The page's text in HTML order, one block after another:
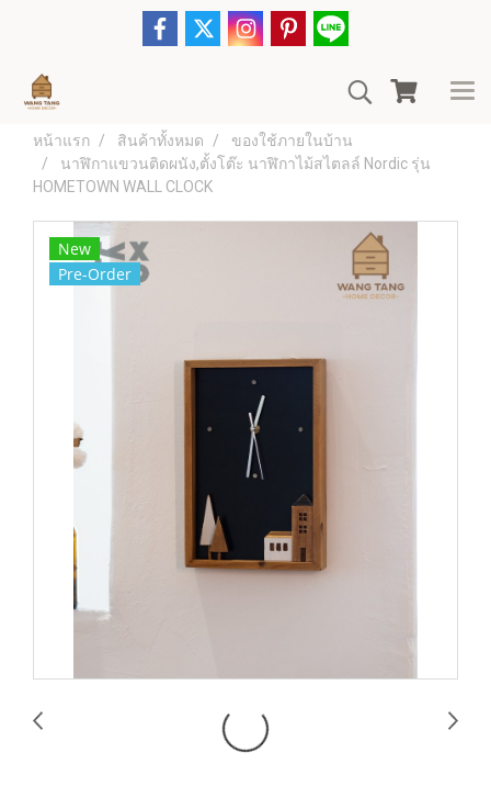
หน้าแรก สินค้าทั้งหมด
ของใช้ภายในบ้าน
นาฬิกาแขวนติดผนัง,ตั้งโต๊ะ นาฬิกาไม้สไตลล์ Nordic รุ่น
HOMETOWN WALL CLOCK
New
Pre-Order